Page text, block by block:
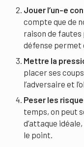
Jouer l’un-e
compte que de
raison de fautes
défense permet
Mettre la
placer ses
l’adversaire et
Peser les
temps, on peut
d’attaque
le point.